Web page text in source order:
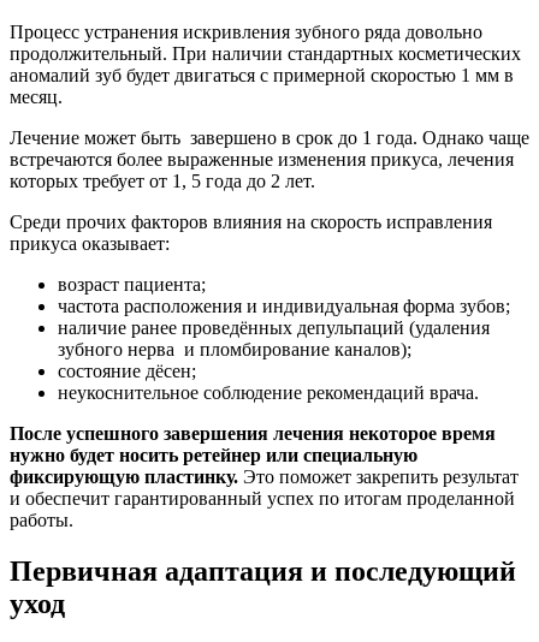
Процесс устранения искривления зубного ряда довольно
продолжительный. При наличии стандартных косметических
аномалий зуб будет двигаться с примерной скоростью 1 мм в
месяц.
Лечение может быть завершено в срок до 1 года. Однако чаще
встречаются более выраженные изменения прикуса, лечения
которых требует от 1, 5 года до 2 лет.
Среди прочих факторов влияния на скорость исправления
прикуса оказывает:
возраст пациента;
частота расположения и индивидуальная форма зубов;
наличие ранее проведённых депульпаций (удаления
зубного нерва и пломбирование каналов);
состояние дёсен;
неукоснительное соблюдение рекомендаций врача.
После успешного завершения лечения некоторое время
нужно будет носить ретейнер или специальную
фиксирующую пластинку. Это поможет закрепить результат
и обеспечит гарантированный успех по итогам проделанной
работы.
Первичная адаптация и последующий
уход